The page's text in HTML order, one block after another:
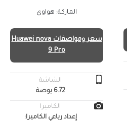
الماركة: هواوي
سعر ومواصفات Huawei nova
9 Pro
الشاشة
6.72 بوصة
الكاميرا
إعداد رباعي الكاميرا: